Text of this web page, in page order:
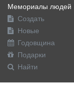
Мемориалы людей
Создать
Новые
Годовщина
Подарки
Найти